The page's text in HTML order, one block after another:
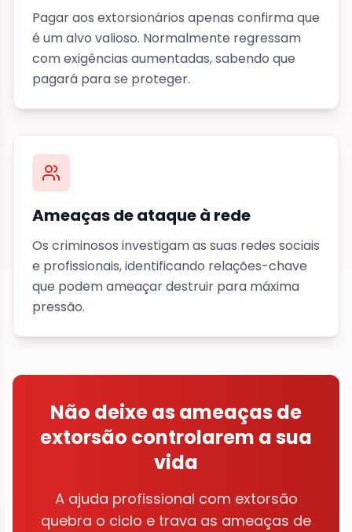
Pagar aos extorsionários apenas confirma que
é um alvo valioso. Normalmente regressam
com exigências aumentadas, sabendo que
pagará para se proteger.
Ameaças de ataque à rede
Os criminosos investigam as suas redes sociais
e profissionais, identificando relações-chave
que podem ameaçar destruir para máxima
pressão.
Não deixe as ameaças de
extorsão controlarem a sua
vida
A ajuda profissional com extorsão
quebra o ciclo e trava as ameaças de